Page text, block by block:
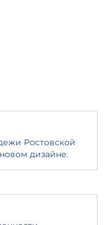
Ростовской
дизайне.